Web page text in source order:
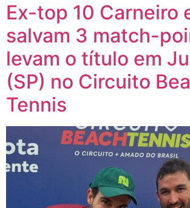
Ex-top 10 Carneiro
salvam 3 match-
levam o título em
(SP) no Circuito
Tennis